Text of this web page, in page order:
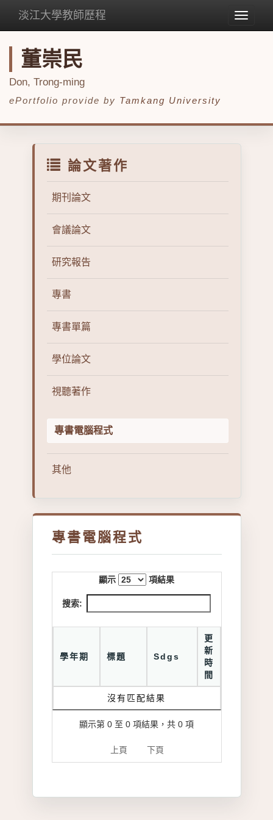
Toggle
淡江大學教師歷程
董崇民
Don, Trong-ming
ePortfolio provide by Tamkang University
論文著作
期刊論文
會議論文
研究報告
專書
專書單篇
學位論文
視聽著作
專書電腦程式
其他
專書電腦程式
顯示 項結果
搜索:
學年期 標題 Sdgs
更
新
時
間
沒有匹配結果
顯示第 0 至 0 項結果，共 0 項
上頁 下頁